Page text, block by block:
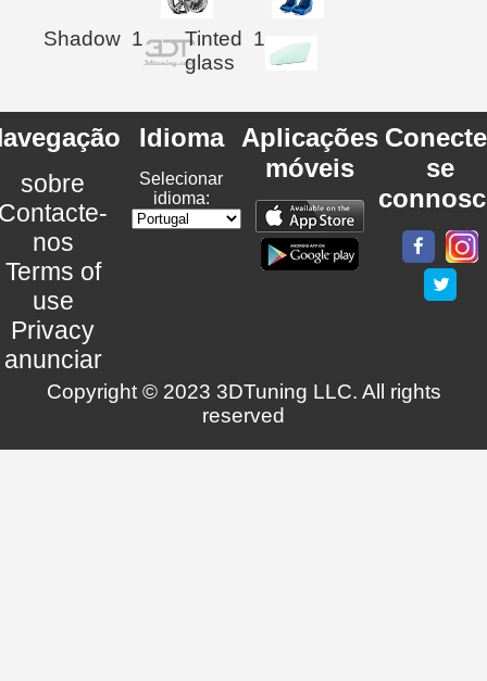
Shadow 1
Tinted
glass
1
sobre
nos
Terms of
use
Privacy
anunciar
Idioma
Selecionar
idioma:
Aplicações
móveis
se
Copyright © 2023 3DTuning LLC. All rights
reserved